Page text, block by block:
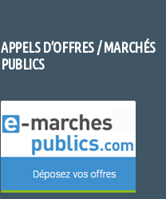
APPELS D’OFFRES / MARCHÉS
PUBLICS